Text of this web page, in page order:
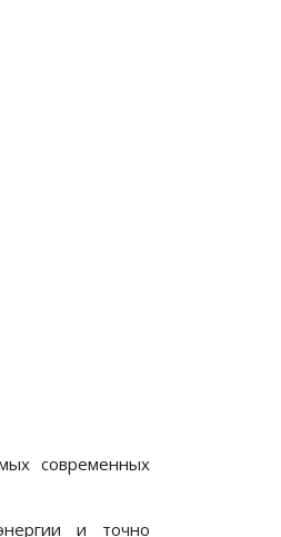
современных
и точно